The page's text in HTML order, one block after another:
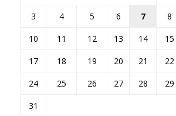
3
4 5 6 7 8
10
11 12 13 14 15
17
18 19 20 21 22
24
25 26 27 28 29
31